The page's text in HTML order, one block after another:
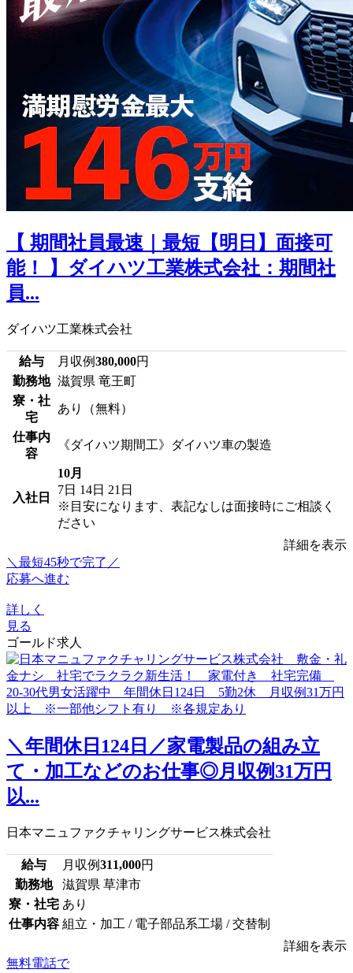
【 期間社員最速｜最短【明日】面接可
能！ 】ダイハツ工業株式会社：期間社
員...
ダイハツ工業株式会社
給与 月収例380,000円
勤務地 滋賀県 竜王町
寮・社
宅
あり（無料）
仕事内
容
《ダイハツ期間工》ダイハツ車の製造
入社日
10月
7日 14日 21日
※目安になります、表記なしは面接時にご相談く
ださい
詳細を表示
＼最短45秒で完了／
応募へ進む
詳しく
見る
ゴールド求人
＼年間休日124日／家電製品の組み立
て・加工などのお仕事◎月収例31万円
以...
日本マニュファクチャリングサービス株式会社
給与 月収例311,000円
勤務地
滋賀県 草津市
寮・社宅 あり
仕事内容 組立・加工 / 電子部品系工場 / 交替制
詳細を表示
無料電話で